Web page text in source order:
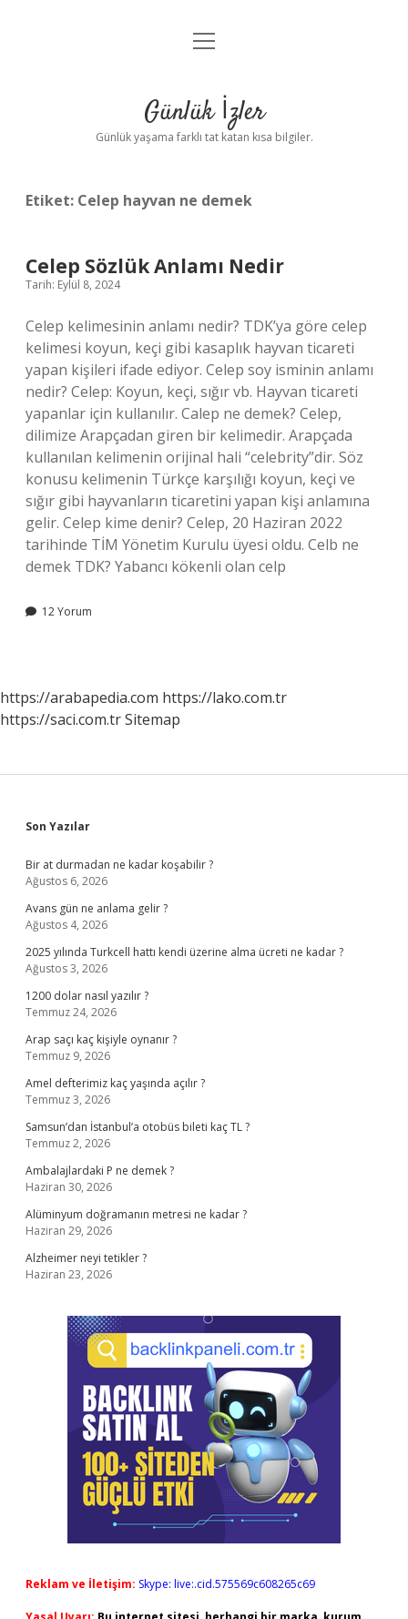
Anasayfa
Yasal Uyarı
menüyü
Günlük İzler
Günlük yaşama farklı tat katan kısa bilgiler.
Etiket: Celep hayvan ne demek
Celep Sözlük Anlamı Nedir
Tarih: Eylül 8, 2024
Celep kelimesinin anlamı nedir? TDK’ya göre celep
kelimesi koyun, keçi gibi kasaplık hayvan ticareti
yapan kişileri ifade ediyor. Celep soy isminin anlamı
nedir? Celep: Koyun, keçi, sığır vb. Hayvan ticareti
yapanlar için kullanılır. Calep ne demek? Celep,
dilimize Arapçadan giren bir kelimedir. Arapçada
kullanılan kelimenin orijinal hali “celebrity”dir. Söz
konusu kelimenin Türkçe karşılığı koyun, keçi ve
sığır gibi hayvanların ticaretini yapan kişi anlamına
gelir. Celep kime denir? Celep, 20 Haziran 2022
tarihinde TİM Yönetim Kurulu üyesi oldu. Celb ne
demek TDK? Yabancı kökenli olan celp
12 Yorum
https://arabapedia.com https://lako.com.tr
https://saci.com.trSitemap
Sidebar
Son Yazılar
Bir at durmadan ne kadar koşabilir ?
Ağustos 6, 2026
Avans gün ne anlama gelir ?
Ağustos 4, 2026
2025 yılında Turkcell hattı kendi üzerine alma ücreti ne kadar ?
Ağustos 3, 2026
1200 dolar nasıl yazılır ?
Temmuz 24, 2026
Arap saçı kaç kişiyle oynanır ?
Temmuz 9, 2026
Amel defterimiz kaç yaşında açılır ?
Temmuz 3, 2026
Samsun’dan İstanbul’a otobüs bileti kaç TL ?
Temmuz 2, 2026
Ambalajlardaki P ne demek ?
Haziran 30, 2026
Alüminyum doğramanın metresi ne kadar ?
Haziran 29, 2026
Alzheimer neyi tetikler ?
Haziran 23, 2026
Reklam ve İletişim: Skype: live:.cid.575569c608265c69